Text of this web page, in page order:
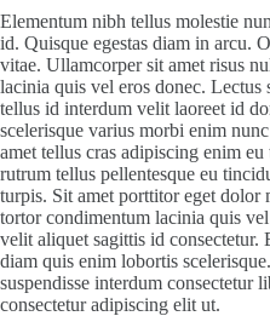
Elementum nibh tellus molestie
id. Quisque egestas diam in arcu.
vitae. Ullamcorper sit amet risus
lacinia quis vel eros donec.
tellus id interdum velit laoreet id
scelerisque varius morbi enim
amet tellus cras adipiscing enim
rutrum tellus pellentesque eu
turpis. Sit amet porttitor eget dolor
tortor condimentum lacinia quis
velit aliquet sagittis id
diam quis enim lobortis
suspendisse interdum consectetur
consectetur adipiscing elit ut.